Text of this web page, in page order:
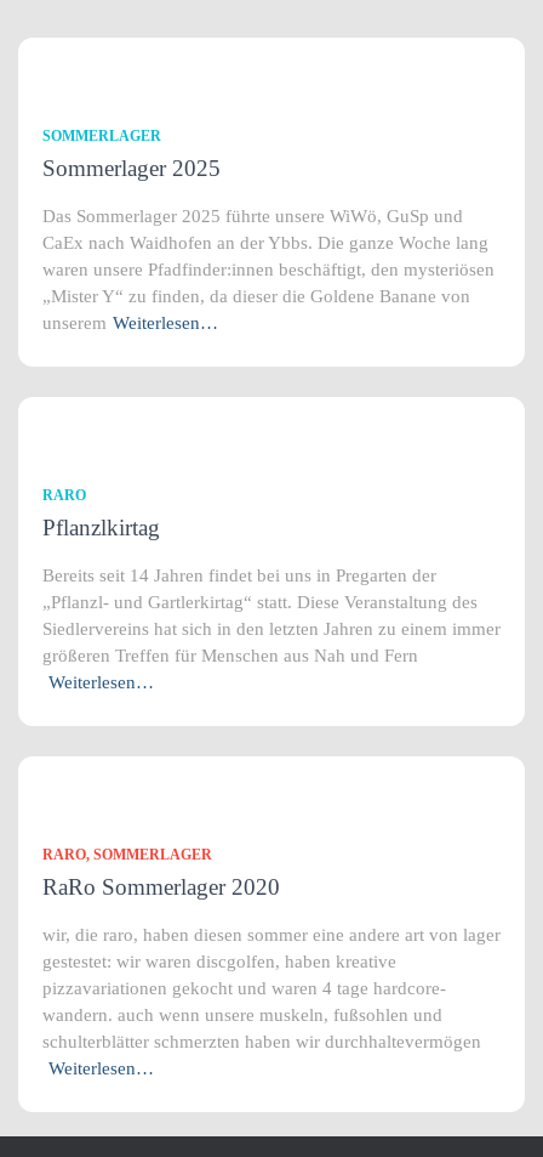
SOMMERLAGER
Sommerlager 2025
Das Sommerlager 2025 führte unsere WiWö, GuSp und
CaEx nach Waidhofen an der Ybbs. Die ganze Woche lang
waren unsere Pfadfinder:innen beschäftigt, den mysteriösen
„Mister Y“ zu finden, da dieser die Goldene Banane von
unserem Weiterlesen…
RARO
Pflanzlkirtag
Bereits seit 14 Jahren findet bei uns in Pregarten der
„Pflanzl- und Gartlerkirtag“ statt. Diese Veranstaltung des
Siedlervereins hat sich in den letzten Jahren zu einem immer
größeren Treffen für Menschen aus Nah und Fern
Weiterlesen…
RARO SOMMERLAGER
RaRo Sommerlager 2020
wir, die raro, haben diesen sommer eine andere art von lager
gestestet: wir waren discgolfen, haben kreative
pizzavariationen gekocht und waren 4 tage hardcore-
wandern. auch wenn unsere muskeln, fußsohlen und
schulterblätter schmerzten haben wir durchhaltevermögen
Weiterlesen…